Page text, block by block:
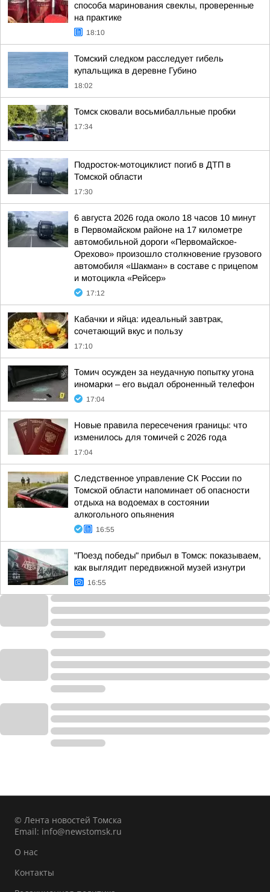
способа маринования свеклы, проверенные
на практике
18:10
Томский следком расследует гибель
купальщика в деревне Губино
18:02
Томск сковали восьмибалльные пробки
17:34
Подросток-мотоциклист погиб в ДТП в
Томской области
17:30
6 августа 2026 года около 18 часов 10 минут
в Первомайском районе на 17 километре
автомобильной дороги «Первомайское-
Орехово» произошло столкновение грузового
автомобиля «Шакман» в составе с прицепом
и мотоцикла «Рейсер»
17:12
Кабачки и яйца: идеальный завтрак,
сочетающий вкус и пользу
17:10
Томич осужден за неудачную попытку угона
иномарки – его выдал оброненный телефон
17:04
Новые правила пересечения границы: что
изменилось для томичей с 2026 года
17:04
Следственное управление СК России по
Томской области напоминает об опасности
отдыха на водоемах в состоянии
алкогольного опьянения
16:55
"Поезд победы" прибыл в Томск: показываем,
как выглядит передвижной музей изнутри
16:55
© Лента новостей Томска
Email: info@newstomsk.ru
О нас
Контакты